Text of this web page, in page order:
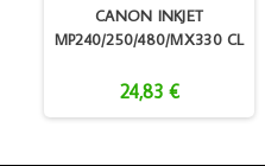
CANON INKJET
MP240/250/480/MX330 CL
24,83 €